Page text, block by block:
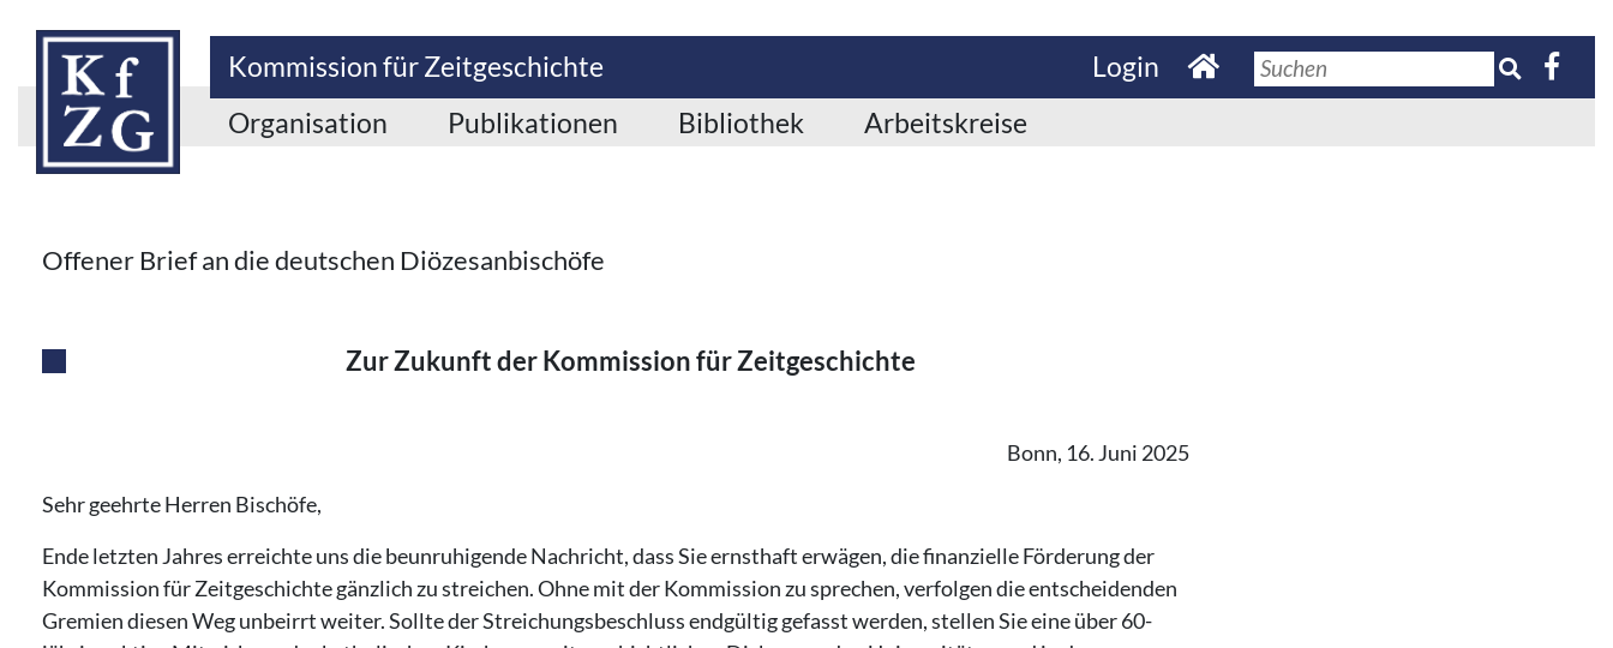
Kommission für Zeitgeschichte
Login
Organisation
Publikationen Bibliothek Arbeitskreise
Offener Brief an die deutschen Diözesanbischöfe
Zur Zukunft der Kommission für Zeitgeschichte
Bonn, 16. Juni 2025
Sehr geehrte Herren Bischöfe,
Ende letzten Jahres erreichte uns die beunruhigende Nachricht, dass Sie ernsthaft erwägen, die finanzielle Förderung der
Kommission für Zeitgeschichte gänzlich zu streichen. Ohne mit der Kommission zu sprechen, verfolgen die entscheidenden
Gremien diesen Weg unbeirrt weiter. Sollte der Streichungsbeschluss endgültig gefasst werden, stellen Sie eine über 60-